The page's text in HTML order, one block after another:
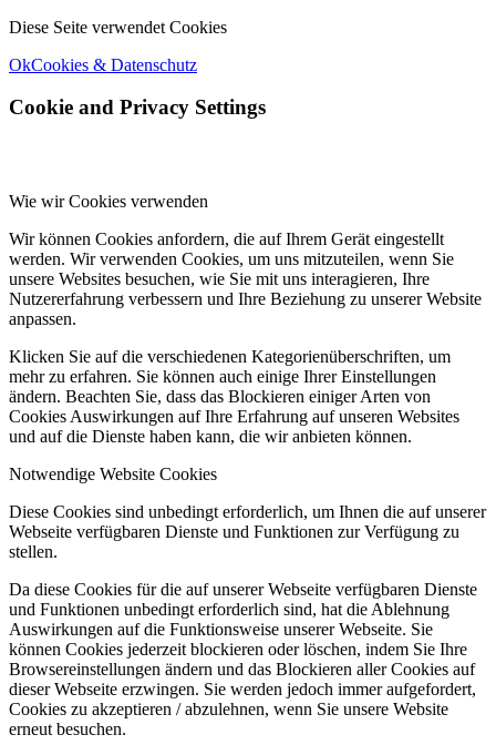
Diese Seite verwendet Cookies
OkCookies & Datenschutz
Cookie and Privacy Settings
Wie wir Cookies verwenden
Wir können Cookies anfordern, die auf Ihrem Gerät eingestellt
werden. Wir verwenden Cookies, um uns mitzuteilen, wenn Sie
unsere Websites besuchen, wie Sie mit uns interagieren, Ihre
Nutzererfahrung verbessern und Ihre Beziehung zu unserer Website
anpassen.
Klicken Sie auf die verschiedenen Kategorienüberschriften, um
mehr zu erfahren. Sie können auch einige Ihrer Einstellungen
ändern. Beachten Sie, dass das Blockieren einiger Arten von
Cookies Auswirkungen auf Ihre Erfahrung auf unseren Websites
und auf die Dienste haben kann, die wir anbieten können.
Notwendige Website Cookies
Diese Cookies sind unbedingt erforderlich, um Ihnen die auf unserer
Webseite verfügbaren Dienste und Funktionen zur Verfügung zu
stellen.
Da diese Cookies für die auf unserer Webseite verfügbaren Dienste
und Funktionen unbedingt erforderlich sind, hat die Ablehnung
Auswirkungen auf die Funktionsweise unserer Webseite. Sie
können Cookies jederzeit blockieren oder löschen, indem Sie Ihre
Browsereinstellungen ändern und das Blockieren aller Cookies auf
dieser Webseite erzwingen. Sie werden jedoch immer aufgefordert,
Cookies zu akzeptieren / abzulehnen, wenn Sie unsere Website
erneut besuchen.